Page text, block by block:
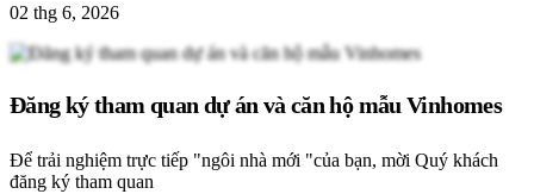
02 thg 6, 2026
Đăng ký tham quan dự án và căn hộ mẫu Vinhomes
Để trải nghiệm trực tiếp "ngôi nhà mới "của bạn, mời Quý khách
đăng ký tham quan